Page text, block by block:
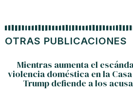
OTRAS PUBLICACIONES
Mientras aumenta el
violencia doméstica en la
Trump defiende a los